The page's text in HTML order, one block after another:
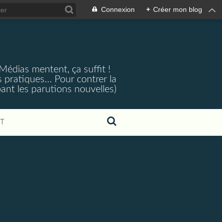
Connexion + Créer mon blog
mentent, ça suffit !
pratiques... Pour contrer la
les parutions nouvelles)